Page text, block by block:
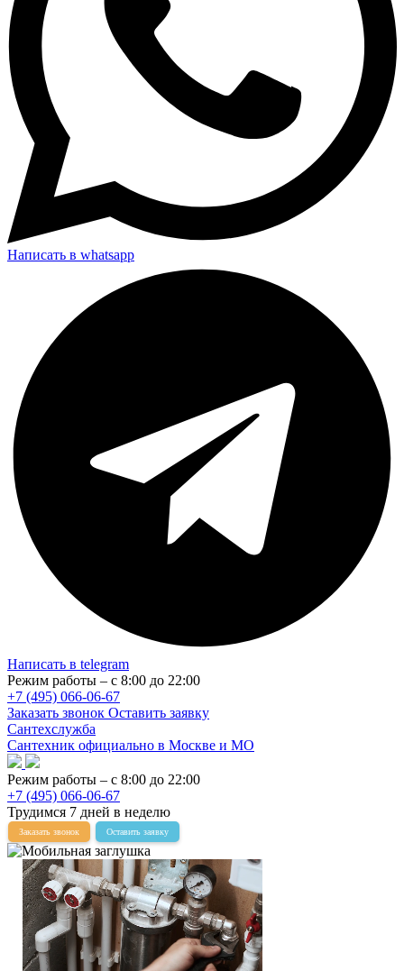
Написать в whatsapp
Написать в telegram
Режим работы – с 8:00 до 22:00
+7 (495) 066-06-67
Заказать звонок Оставить заявку
Сантехслужба
Сантехник официально в Москве и МО
Режим работы – с 8:00 до 22:00
+7 (495) 066-06-67
Трудимся 7 дней в неделю
Заказать звонок Оставить заявку